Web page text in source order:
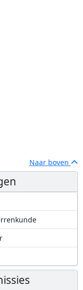
Naar boven